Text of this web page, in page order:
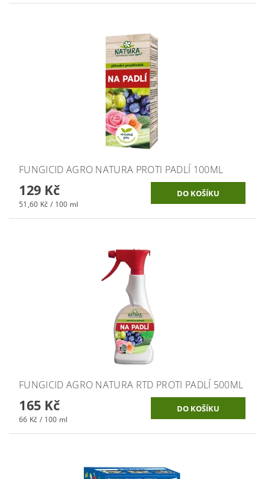
FUNGICID AGRO NATURA PROTI PADLÍ 100ML
129 Kč
51,60 Kč / 100 ml
FUNGICID AGRO NATURA RTD PROTI PADLÍ 500ML
165 Kč
66 Kč / 100 ml